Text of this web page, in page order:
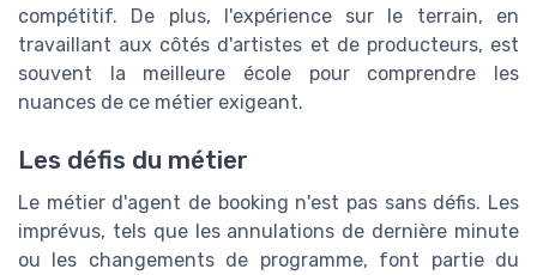
compétitif. De plus, l'expérience sur le terrain, en
travaillant aux côtés d'artistes et de producteurs, est
souvent la meilleure école pour comprendre les
nuances de ce métier exigeant.
Les défis du métier
Le métier d'agent de booking n'est pas sans défis. Les
imprévus, tels que les annulations de dernière minute
ou les changements de programme, font partie du